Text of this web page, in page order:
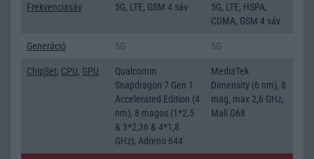
Frekvenciasáv 5G, LTE, GSM 4 sáv
5G, LTE, HSPA,
CDMA, GSM 4 sáv
Generáció 5G 5G
ChipSet, CPU, GPU
Qualcomm
Snapdragon 7 Gen 1
Accelerated Edition (4
nm), 8 magos (1*2,5
& 3*2,36 & 4*1,8
GHz), Adreno 644
MediaTek
Dimensity (6 nm), 8
mag, max 2,6 GHz,
Mali G68